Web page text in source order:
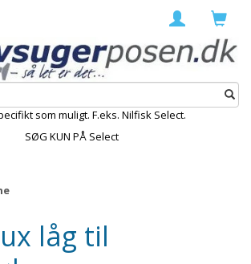
som muligt. F.eks. Nilfisk Select.
SØG KUN PÅ Select
låg til